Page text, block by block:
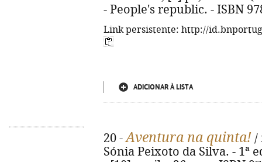
- People's republic. - ISBN
Link persistente: http://
ADICIONAR À LISTA
20 -Aventura na quinta! /
Sónia Peixoto da Silva. - 1ª